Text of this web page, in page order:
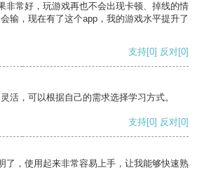
非常好，玩游戏再也不会出现卡顿、掉线的情
输，现在有了这个app，我的游戏水平提升了
支持[0] 反对[0]
活，可以根据自己的需求选择学习方式。
支持[0] 反对[0]
了，使用起来非常容易上手，让我能够快速熟